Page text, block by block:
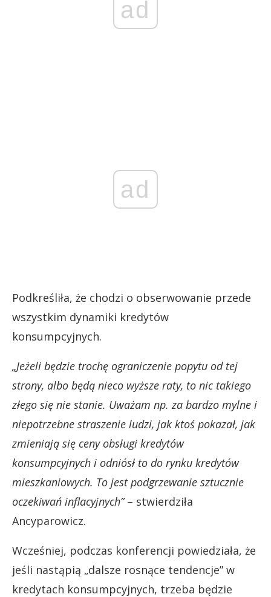
ad
ad
Podkreśliła, że chodzi o obserwowanie przede
wszystkim dynamiki kredytów
konsumpcyjnych.
„Jeżeli będzie trochę ograniczenie popytu od tej
strony, albo będą nieco wyższe raty, to nic takiego
złego się nie stanie. Uważam np. za bardzo mylne i
niepotrzebne straszenie ludzi, jak ktoś pokazał, jak
zmieniają się ceny obsługi kredytów
konsumpcyjnych i odniósł to do rynku kredytów
mieszkaniowych. To jest podgrzewanie sztucznie
oczekiwań inflacyjnych”– stwierdziła
Ancyparowicz.
Wcześniej, podczas konferencji powiedziała, że
jeśli nastąpią „dalsze rosnące tendencje” w
kredytach konsumpcyjnych, trzeba będzie